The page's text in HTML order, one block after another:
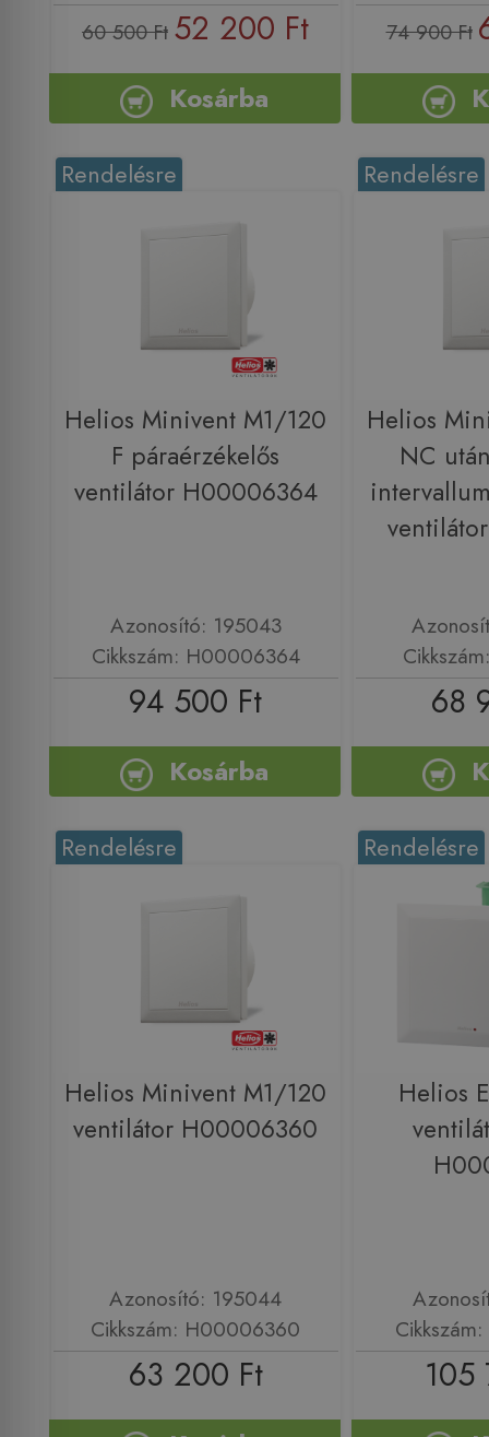
60 500 Ft 52 200 Ft
Kosárba
74 900 Ft
Rendelésre
Helios Minivent M1/120
F páraérzékelős
ventilátor H00006364
Azonosító: 195043
Cikkszám: H00006364
94 500 Ft
Kosárba
Rendelésre
Helios
NC
68
Rendelésre
Helios Minivent M1/120
ventilátor H00006360
Azonosító: 195044
Cikkszám: H00006360
63 200 Ft
Rendelésre
Helios
105